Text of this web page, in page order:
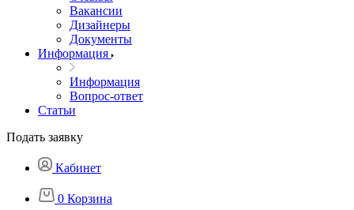
Вакансии
Дизайнеры
Документы
Информация
Информация
Вопрос-ответ
Статьи
Подать заявку
Кабинет
0 Корзина